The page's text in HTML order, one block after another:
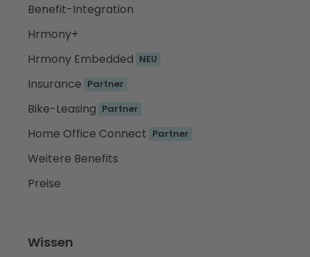
Benefit-Integration
Hrmony+
Hrmony Embedded NEU
Insurance Partner
Bike-Leasing Partner
Home Office Connect Partner
Weitere Benefits
Preise
Wissen